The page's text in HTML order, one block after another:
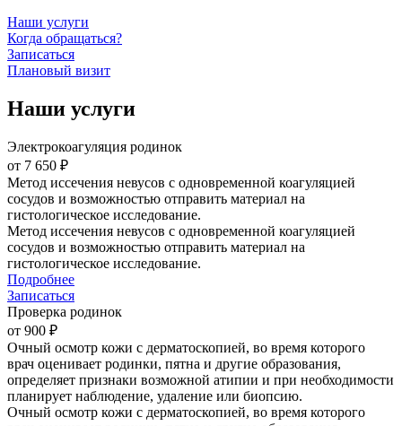
Наши услуги
Когда обращаться?
Записаться
Плановый визит
Наши услуги
Электрокоагуляция родинок
от 7 650 ₽
Метод иссечения невусов с одновременной коагуляцией
сосудов и возможностью отправить материал на
гистологическое исследование.
Метод иссечения невусов с одновременной коагуляцией
сосудов и возможностью отправить материал на
гистологическое исследование.
Подробнее
Записаться
Проверка родинок
от 900 ₽
Очный осмотр кожи с дерматоскопией, во время которого
врач оценивает родинки, пятна и другие образования,
определяет признаки возможной атипии и при необходимости
планирует наблюдение, удаление или биопсию.
Очный осмотр кожи с дерматоскопией, во время которого